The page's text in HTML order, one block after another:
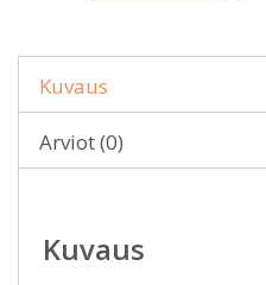
Kuvaus
Arviot (0)
Kuvaus